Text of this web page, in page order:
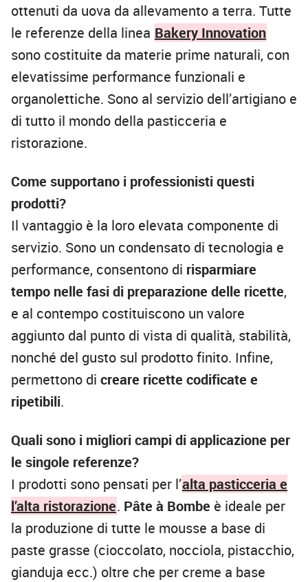
ottenuti da uova da allevamento a terra. Tutte
le referenze della linea Bakery Innovation
sono costituite da materie prime naturali, con
elevatissime performance funzionali e
organolettiche. Sono al servizio dell’artigiano e
di tutto il mondo della pasticceria e
ristorazione.
Come supportano i professionisti questi
prodotti?
Il vantaggio è la loro elevata componente di
servizio. Sono un condensato di tecnologia e
performance, consentono di risparmiare
tempo nelle fasi di preparazione delle ricette,
e al contempo costituiscono un valore
aggiunto dal punto di vista di qualità, stabilità,
nonché del gusto sul prodotto finito. Infine,
permettono di creare ricette codificate e
ripetibili.
Quali sono i migliori campi di applicazione per
le singole referenze?
I prodotti sono pensati per l’alta pasticceria e
l’alta ristorazione. Pâte à Bombe è ideale per
la produzione di tutte le mousse a base di
paste grasse (cioccolato, nocciola, pistacchio,
gianduja ecc.) oltre che per creme a base